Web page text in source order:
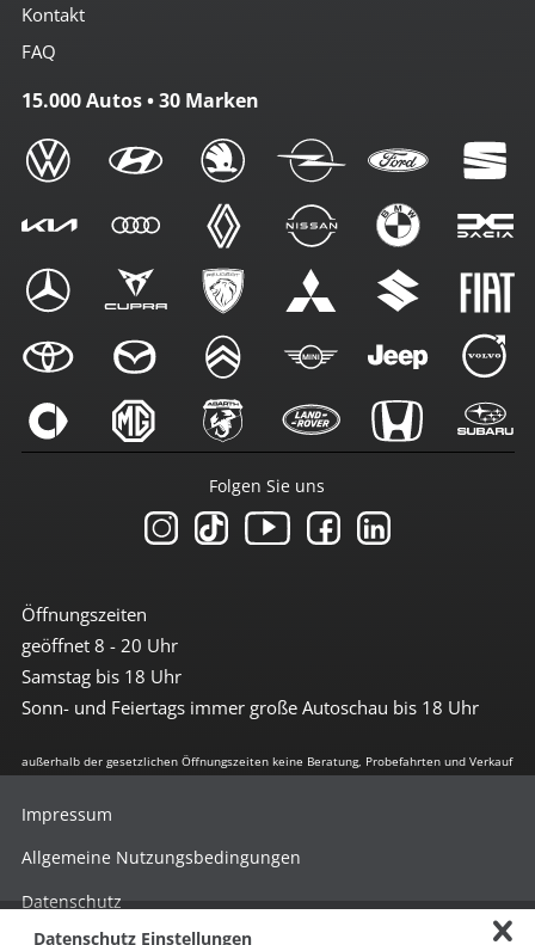
Kontakt
FAQ
15.000 Autos • 30 Marken
Öffnungszeiten
geöffnet 8 - 20 Uhr
Samstag bis 18 Uhr
Sonn- und Feiertags immer große Autoschau bis 18 Uhr
Folgen Sie uns
außerhalb der gesetzlichen Öffnungszeiten keine Beratung, Probefahrten und Verkauf
Impressum
Allgemeine Nutzungsbedingungen
Datenschutz
Datenschutz Einstellungen